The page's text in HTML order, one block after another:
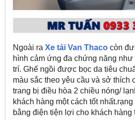
Ngoài ra Xe tải Van Thaco còn
hình cảm ứng đa chứng năng
trí. Ghế ngồi được bọc da tiêu
màu sắc theo yêu cầu và sở thích
trang bị điều hòa 2 chiều nóng/
khách hàng một cách tốt
bằng điện tiện lợi cho khách hàng